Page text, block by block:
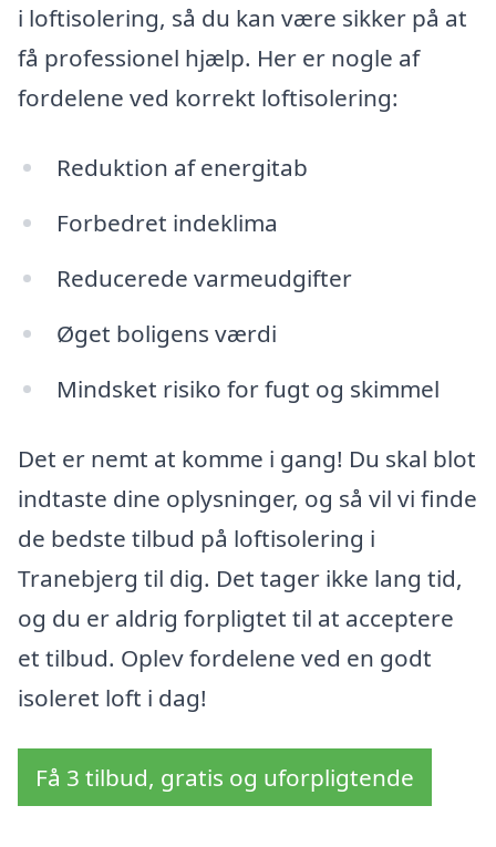
i loftisolering, så du kan være sikker på at
få professionel hjælp. Her er nogle af
fordelene ved korrekt loftisolering:
Reduktion af energitab
Forbedret indeklima
Reducerede varmeudgifter
Øget boligens værdi
Mindsket risiko for fugt og skimmel
Det er nemt at komme i gang! Du skal blot
indtaste dine oplysninger, og så vil vi finde
de bedste tilbud på loftisolering i
Tranebjerg til dig. Det tager ikke lang tid,
og du er aldrig forpligtet til at acceptere
et tilbud. Oplev fordelene ved en godt
isoleret loft i dag!
Få 3 tilbud, gratis og uforpligtende